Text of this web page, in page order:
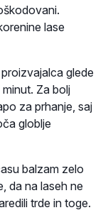
lase
glede
Za bolj
za prhanje, saj
globlje
balzam zelo
da na laseh ne
trde in toge.